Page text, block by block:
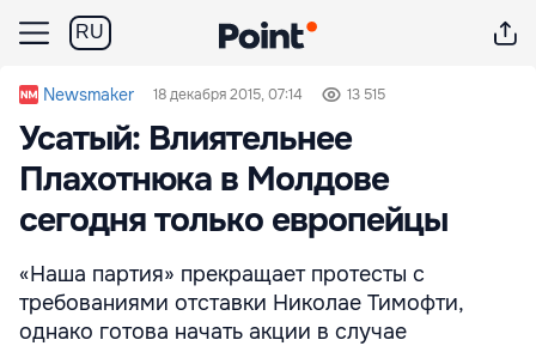
RU
Newsmaker 18 декабря 2015, 07:14 13 515
Усатый: Влиятельнее
Плахотнюка в Молдове
сегодня только европейцы
«Наша партия» прекращает протесты с
требованиями отставки Николае Тимофти,
однако готова начать акции в случае